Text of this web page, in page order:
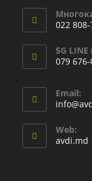
022 808-
5G
079
Email:
Web:
avdi.md